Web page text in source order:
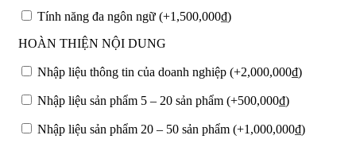
Tính năng đa ngôn ngữ (+1,500,000₫)
HOÀN THIỆN NỘI DUNG
Nhập liệu thông tin của doanh nghiệp (+2,000,000₫)
Nhập liệu sản phẩm 5 – 20 sản phẩm (+500,000₫)
Nhập liệu sản phẩm 20 – 50 sản phẩm (+1,000,000₫)